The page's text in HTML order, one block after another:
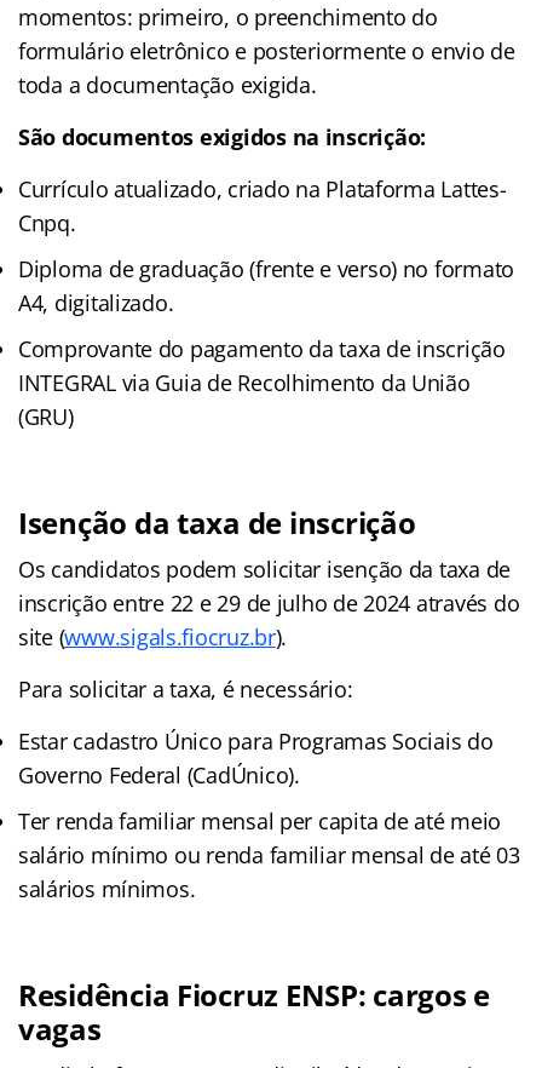
momentos: primeiro, o preenchimento do
formulário eletrônico e posteriormente o envio de
toda a documentação exigida.
São documentos exigidos na inscrição:
Currículo atualizado, criado na Plataforma Lattes-
Cnpq.
Diploma de graduação (frente e verso) no formato
A4, digitalizado.
Comprovante do pagamento da taxa de inscrição
INTEGRAL via Guia de Recolhimento da União
(GRU)
Isenção da taxa de inscrição
Os candidatos podem solicitar isenção da taxa de
inscrição entre 22 e 29 de julho de 2024 através do
site (www.sigals.fiocruz.br).
Para solicitar a taxa, é necessário:
Estar cadastro Único para Programas Sociais do
Governo Federal (CadÚnico).
Ter renda familiar mensal per capita de até meio
salário mínimo ou renda familiar mensal de até 03
salários mínimos.
Residência Fiocruz ENSP: cargos e
vagas